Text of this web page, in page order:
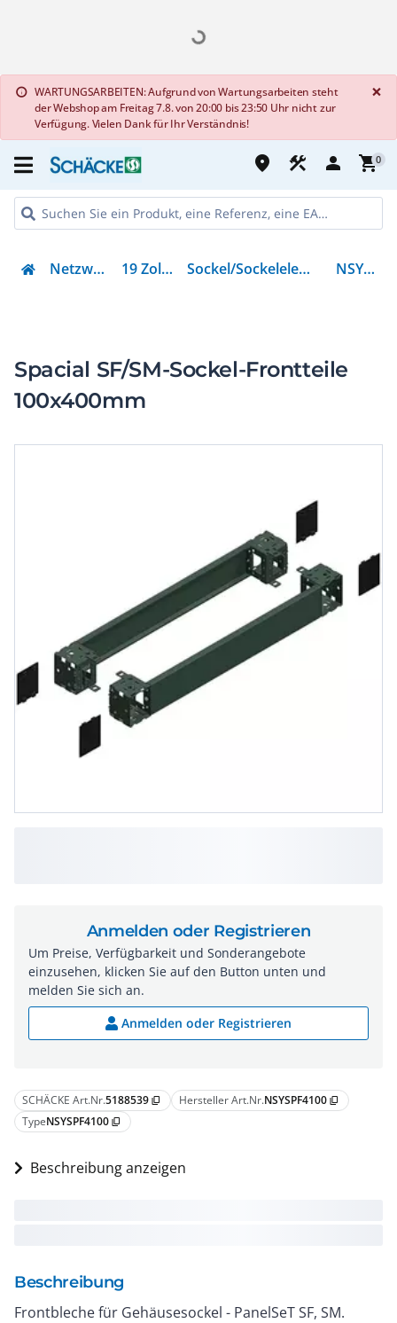
info WARTUNGSARBEITEN: Aufgrund von Wartungsarbeiten steht
der Webshop am Freitag 7.8. von 20:00 bis 23:50 Uhr nicht zur
Verfügung. Vielen Dank für Ihr Verständnis!
×
place construction person shopping_cart0
Netzwerktechnik 19 Zoll Zubehör Sockel/Sockelelement (Schaltschrank) NSYSPF4100
Spacial SF/SM-Sockel-Frontteile
100x400mm
SCHÄCKE Art.Nr.5188539 content_copy Hersteller Art.Nr.NSYSPF4100 content_copy
TypeNSYSPF4100 content_copy
Beschreibung anzeigen
Beschreibung
Frontbleche für Gehäusesockel - PanelSeT SF, SM.
Anmelden oder Registrieren
Um Preise, Verfügbarkeit und Sonderangebote
einzusehen, klicken Sie auf den Button unten und
melden Sie sich an.
Anmelden oder Registrieren